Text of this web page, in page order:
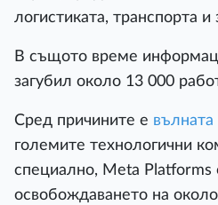
логистиката, транспорта и
В същото време
загубил около 13 000
Сред причините е
големите технологични
специално, Meta Platforms
освобождаването на